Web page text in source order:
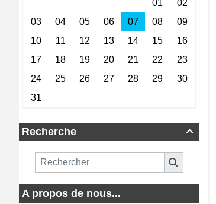

Recherche
A propos de nous...